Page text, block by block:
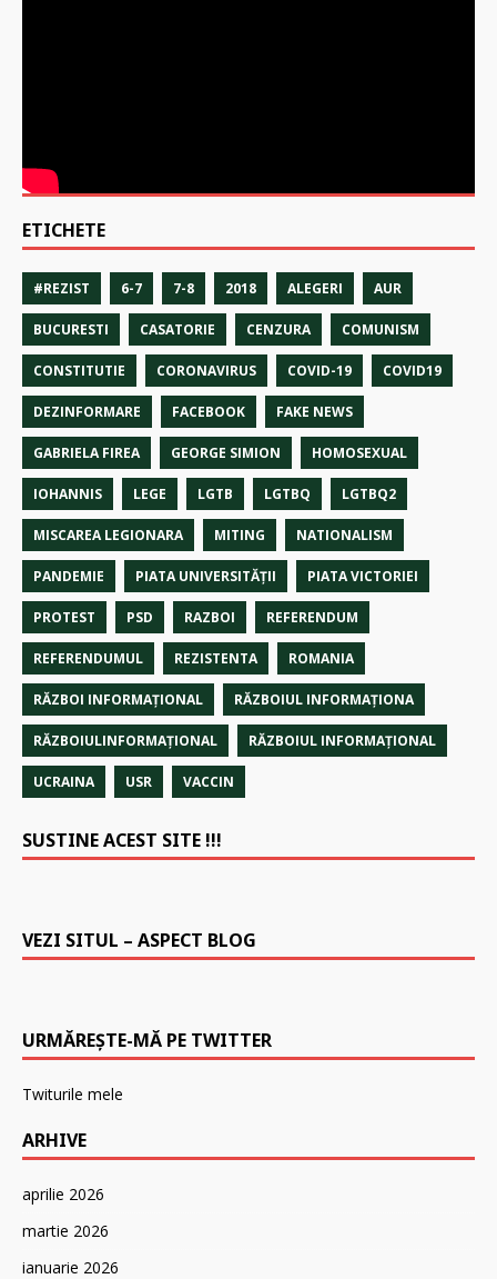
ETICHETE
#REZIST 6-7 7-8 2018 ALEGERI AUR
BUCURESTI CASATORIE CENZURA COMUNISM
CONSTITUTIE CORONAVIRUS COVID-19 COVID19
DEZINFORMARE FACEBOOK FAKE NEWS
GABRIELA FIREA GEORGE SIMION HOMOSEXUAL
IOHANNIS LEGE LGTB LGTBQ LGTBQ2
MISCAREA LEGIONARA MITING NATIONALISM
PANDEMIE PIATA UNIVERSITĂȚII PIATA VICTORIEI
PROTEST PSD RAZBOI REFERENDUM
REFERENDUMUL REZISTENTA ROMANIA
RĂZBOI INFORMAŢIONAL RĂZBOIUL INFORMAŢIONA
RĂZBOIULINFORMAŢIONAL RĂZBOIUL INFORMAŢIONAL
UCRAINA USR VACCIN
SUSTINE ACEST SITE !!!
VEZI SITUL – ASPECT BLOG
URMĂREȘTE-MĂ PE TWITTER
Twiturile mele
ARHIVE
aprilie 2026
martie 2026
ianuarie 2026